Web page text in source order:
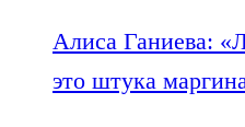
Алиса Ганиева:
это штука